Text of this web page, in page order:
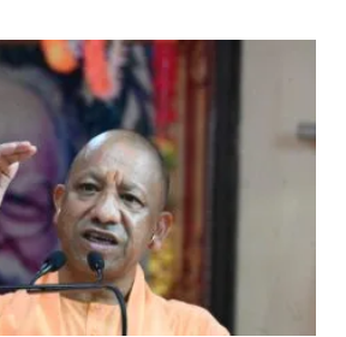
Job Scheme For Youth: धामी सरकार ने प्रति माह
YEIDA Emerges: यीडा बना मेडिकल डिवाइस
House of Himalayas: हाउस आफ हिमालयाज बिक्री
Star Infomatic: बजट 2026–27 से भारत की डिजिटल और
Benefits of Peanuts: सर्दियों में कितनी मूंगफली एक दिन में
Sapne Me Aag Dekhna: सपने में आग देखना का मतलब